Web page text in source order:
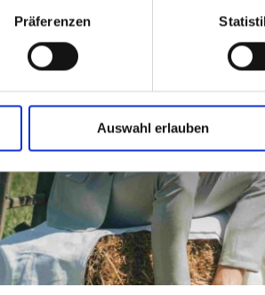
Präferenzen
Auswahl erlauben